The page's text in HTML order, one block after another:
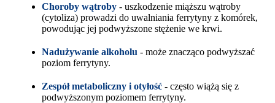
Choroby wątroby - uszkodzenie miąższu wątroby
(cytoliza) prowadzi do uwalniania ferrytyny z komórek,
powodując jej podwyższone stężenie we krwi.
Nadużywanie alkoholu - może znacząco podwyższać
poziom ferrytyny.
Zespół metaboliczny i otyłość - często wiążą się z
podwyższonym poziomem ferrytyny.